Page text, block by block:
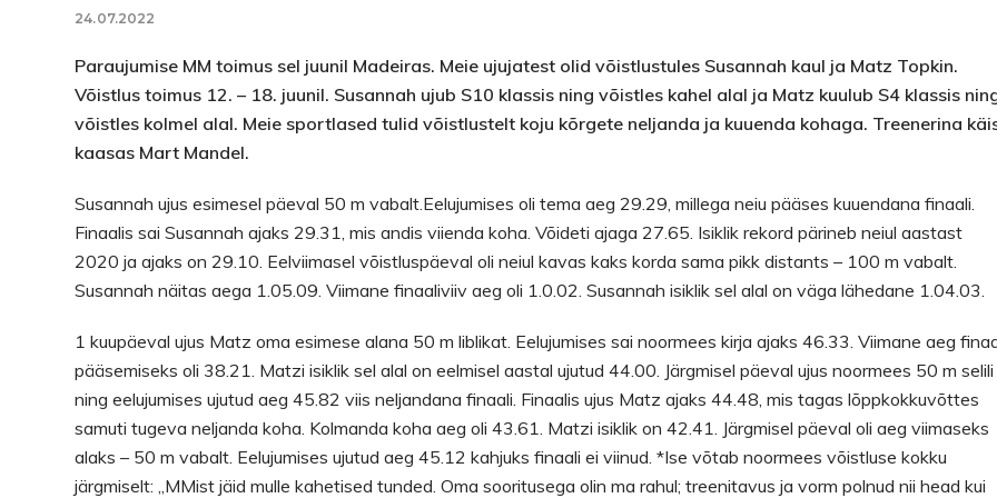
24.07.2022
Paraujumise MM toimus sel juunil Madeiras. Meie ujujatest olid võistlustules Susannah kaul ja Matz Topkin.
Võistlus toimus 12. – 18. juunil. Susannah ujub S10 klassis ning võistles kahel alal ja Matz kuulub S4 klassis
võistles kolmel alal. Meie sportlased tulid võistlustelt koju kõrgete neljanda ja kuuenda kohaga. Treenerina
kaasas Mart Mandel.
Susannah ujus esimesel päeval 50 m vabalt.Eelujumises oli tema aeg 29.29, millega neiu pääses kuuendana finaali.
Finaalis sai Susannah ajaks 29.31, mis andis viienda koha. Võideti ajaga 27.65. Isiklik rekord pärineb neiul aastast
2020 ja ajaks on 29.10. Eelviimasel võistluspäeval oli neiul kavas kaks korda sama pikk distants – 100 m vabalt.
Susannah näitas aega 1.05.09. Viimane finaaliviiv aeg oli 1.0.02. Susannah isiklik sel alal on väga lähedane 1.04.03.
1 kuupäeval ujus Matz oma esimese alana 50 m liblikat. Eelujumises sai noormees kirja ajaks 46.33. Viimane aeg
pääsemiseks oli 38.21. Matzi isiklik sel alal on eelmisel aastal ujutud 44.00. Järgmisel päeval ujus noormees 50 m selili
ning eelujumises ujutud aeg 45.82 viis neljandana finaali. Finaalis ujus Matz ajaks 44.48, mis tagas lõppkokkuvõttes
samuti tugeva neljanda koha. Kolmanda koha aeg oli 43.61. Matzi isiklik on 42.41. Järgmisel päeval oli aeg viimaseks
alaks – 50 m vabalt. Eelujumises ujutud aeg 45.12 kahjuks finaali ei viinud. *Ise võtab noormees võistluse kokku
järgmiselt: ,,MMist jäid mulle kahetised tunded. Oma sooritusega olin ma rahul; treenitavus ja vorm polnud nii head kui